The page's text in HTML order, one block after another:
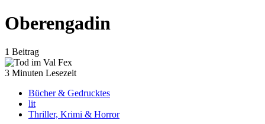
Oberengadin
1 Beitrag
3 Minuten Lesezeit
Bücher & Gedrucktes
lit
Thriller, Krimi & Horror